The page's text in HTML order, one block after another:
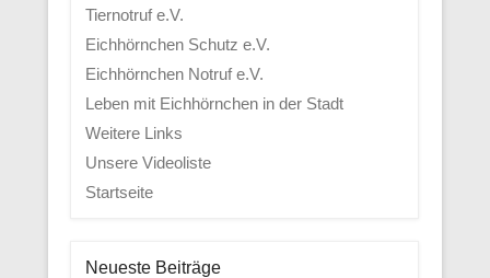
Tiernotruf e.V.
Eichhörnchen Schutz e.V.
Eichhörnchen Notruf e.V.
Leben mit Eichhörnchen in der Stadt
Weitere Links
Unsere Videoliste
Startseite
Neueste Beiträge